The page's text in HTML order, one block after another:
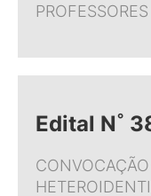
Edital N˚